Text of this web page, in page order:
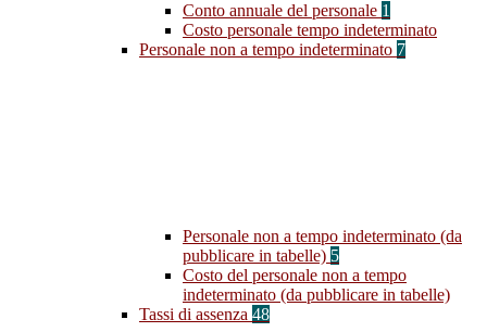
Conto annuale del personale 1
Costo personale tempo indeterminato
Personale non a tempo indeterminato 7
Personale non a tempo indeterminato (da
pubblicare in tabelle) 5
Costo del personale non a tempo
indeterminato (da pubblicare in tabelle)
Tassi di assenza 48